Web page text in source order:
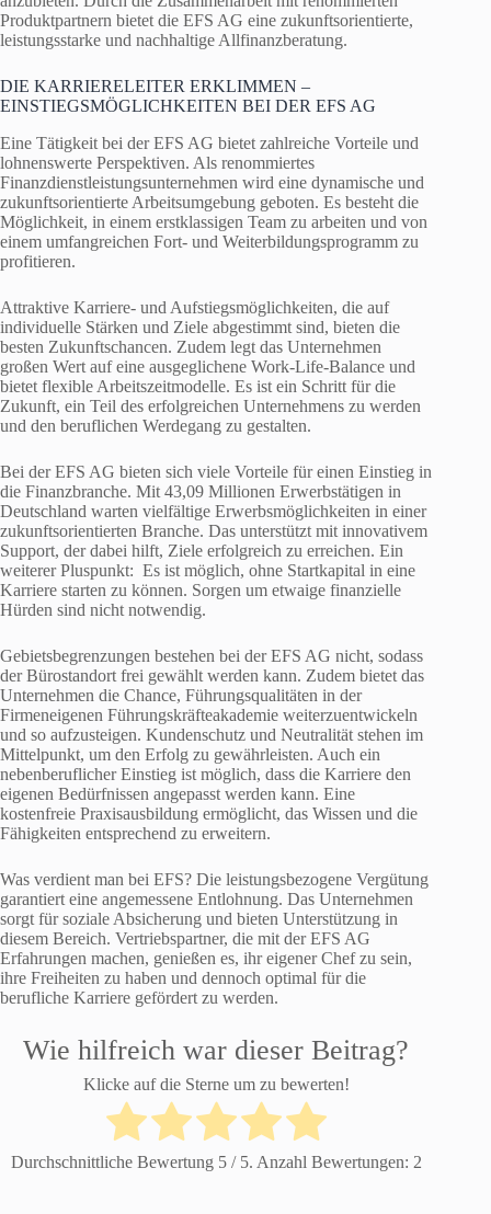
Produktpartnern bietet die EFS AG eine zukunftsorientierte,
leistungsstarke und nachhaltige Allfinanzberatung.
DIE KARRIERELEITER ERKLIMMEN –
EINSTIEGSMÖGLICHKEITEN BEI DER EFS AG
Eine Tätigkeit bei der EFS AG bietet zahlreiche Vorteile und
lohnenswerte Perspektiven. Als renommiertes
Finanzdienstleistungsunternehmen wird eine dynamische und
zukunftsorientierte Arbeitsumgebung geboten. Es besteht die
Möglichkeit, in einem erstklassigen Team zu arbeiten und von
einem umfangreichen Fort- und Weiterbildungsprogramm zu
profitieren.
Attraktive Karriere- und Aufstiegsmöglichkeiten, die auf
individuelle Stärken und Ziele abgestimmt sind, bieten die
besten Zukunftschancen. Zudem legt das Unternehmen
großen Wert auf eine ausgeglichene Work-Life-Balance und
bietet flexible Arbeitszeitmodelle. Es ist ein Schritt für die
Zukunft, ein Teil des erfolgreichen Unternehmens zu werden
und den beruflichen Werdegang zu gestalten.
Bei der EFS AG bieten sich viele Vorteile für einen Einstieg in
die Finanzbranche. Mit 43,09 Millionen Erwerbstätigen in
Deutschland warten vielfältige Erwerbsmöglichkeiten in einer
zukunftsorientierten Branche. Das unterstützt mit innovativem
Support, der dabei hilft, Ziele erfolgreich zu erreichen. Ein
weiterer Pluspunkt: Es ist möglich, ohne Startkapital in eine
Karriere starten zu können. Sorgen um etwaige finanzielle
Hürden sind nicht notwendig.
Gebietsbegrenzungen bestehen bei der EFS AG nicht, sodass
der Bürostandort frei gewählt werden kann. Zudem bietet das
Unternehmen die Chance, Führungsqualitäten in der
Firmeneigenen Führungskräfteakademie weiterzuentwickeln
und so aufzusteigen. Kundenschutz und Neutralität stehen im
Mittelpunkt, um den Erfolg zu gewährleisten. Auch ein
nebenberuflicher Einstieg ist möglich, dass die Karriere den
eigenen Bedürfnissen angepasst werden kann. Eine
kostenfreie Praxisausbildung ermöglicht, das Wissen und die
Fähigkeiten entsprechend zu erweitern.
Was verdient man bei EFS? Die leistungsbezogene Vergütung
garantiert eine angemessene Entlohnung. Das Unternehmen
sorgt für soziale Absicherung und bieten Unterstützung in
diesem Bereich. Vertriebspartner, die mit der EFS AG
Erfahrungen machen, genießen es, ihr eigener Chef zu sein,
ihre Freiheiten zu haben und dennoch optimal für die
berufliche Karriere gefördert zu werden.
Wie hilfreich war dieser Beitrag?
Klicke auf die Sterne um zu bewerten!
Durchschnittliche Bewertung 5/ 5. Anzahl Bewertungen: 2